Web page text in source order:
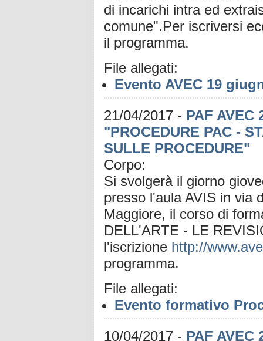
di incarichi intra ed
comune".Per iscriversi
il programma.
File allegati:
Evento AVEC 19
21/04/2017 - PAF AVEC
"PROCEDURE PAC -
SULLE PROCEDURE"
Corpo:
Si svolgerà il giorno
presso l'aula AVIS in via
Maggiore, il corso di
DELL'ARTE - LE
l'iscrizione http://
programma.
File allegati:
Evento formativo
10/04/2017 - PAF AVEC